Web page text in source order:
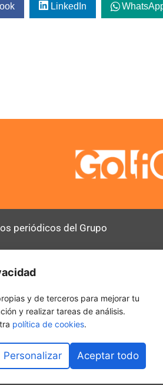
LinkedIn
periódicos del Grupo
y de terceros para mejorar tu
y realizar tareas de análisis.
política de cookies.
Personalizar Aceptar todo